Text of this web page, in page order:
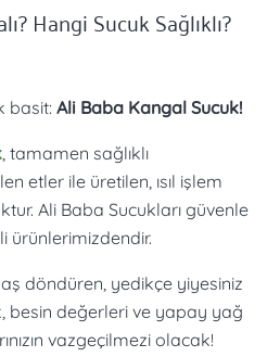
Hangi Sucuk Sağlıklı?
basit: Ali Baba Kangal Sucuk!
, tamamen sağlıklı
etler ile üretilen, ısıl işlem
Ali Baba Sucukları güvenle
ürünlerimizdendir.
döndüren, yedikçe yiyesiniz
besin değerleri ve yapay yağ
vazgeçilmezi olacak!